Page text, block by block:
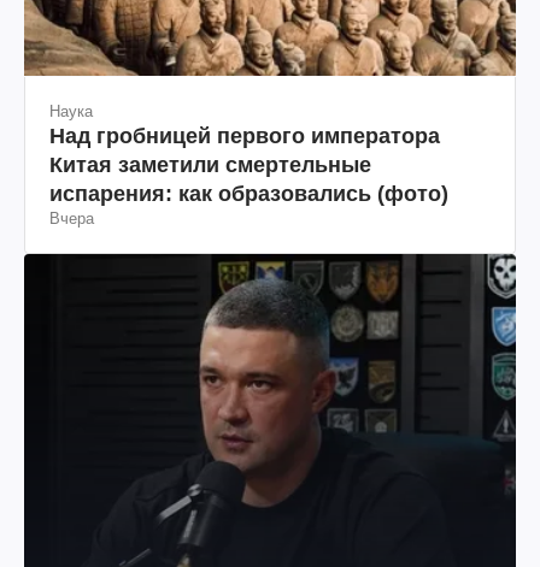
Наука
Над гробницей первого императора
Китая заметили смертельные
испарения: как образовались (фото)
Вчера